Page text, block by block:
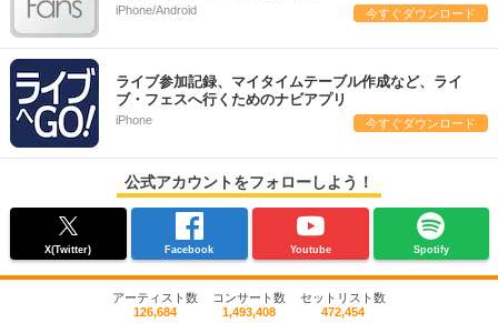
iPhone/Android 今すぐダウンロード
ライブ参加記録、マイタイムテーブル作成など、ライ
ブ・フェスへ行くためのナビアプリ
iPhone 今すぐダウンロード
公式アカウントをフォローしよう！
X(Twitter) Facebook Youtube Spotify
アーティスト数
126,684
コンサート数
1,493,408
セットリスト数
472,454